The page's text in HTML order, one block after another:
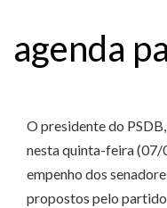
agenda
O presidente do
nesta quinta-feira (07/
empenho dos
propostos pelo